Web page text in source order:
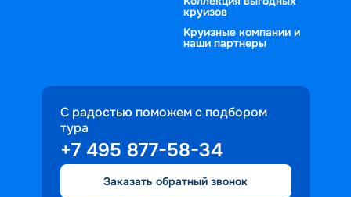
круизов
Круизные компании и
наши партнеры
С радостью поможем с подбором
тура
+7 495 877-58-34
Заказать обратный звонок